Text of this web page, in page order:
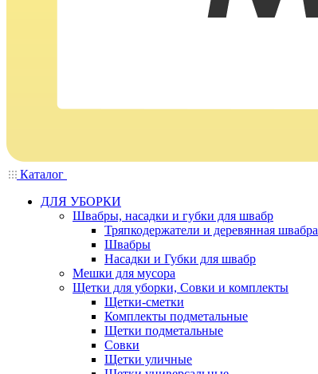
Каталог
ДЛЯ УБОРКИ
Швабры, насадки и губки для швабр
Тряпкодержатели и деревянная швабра
Швабры
Насадки и Губки для швабр
Мешки для мусора
Щетки для уборки, Совки и комплекты
Щетки-сметки
Комплекты подметальные
Щетки подметальные
Совки
Щетки уличные